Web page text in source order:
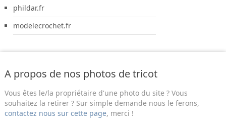
phildar.fr
modelecrochet.fr
A propos de nos photos de tricot
Vous êtes le/la propriétaire d'une photo du site ? Vous
souhaitez la retirer ? Sur simple demande nous le ferons,
contactez nous sur cette page, merci !